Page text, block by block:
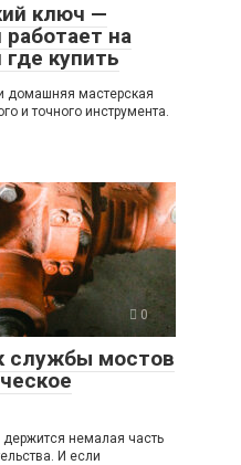
ключ —
на
купить
домашняя мастерская
и точного инструмента.
0
службы мостов
держится немалая часть
И если